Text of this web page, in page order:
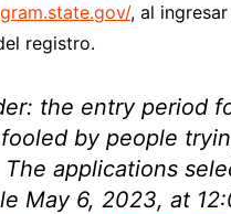
, al
registro.
the entry period
by people
The applications
May 6, 2023, at